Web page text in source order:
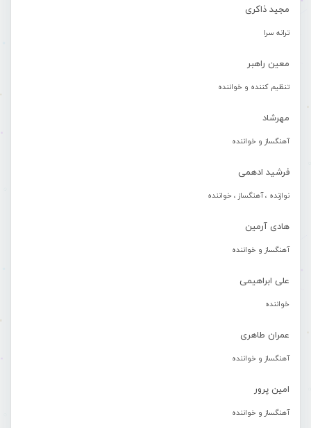
مجید ذاکری
ترانه سرا
معین راهبر
تنظیم کننده و خواننده
مهرشاد
آهنگساز و خواننده
فرشید ادهمی
نوازنده ، آهنگساز ، خواننده
هادی آرمین
آهنگساز و خواننده
علی ابراهیمی
خواننده
عمران طاهری
آهنگساز و خواننده
امین پرور
آهنگساز و خواننده